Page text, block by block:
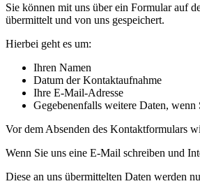
Sie können mit uns über ein Formular auf
übermittelt und von uns gespeichert.
Hierbei geht es um:
Ihren Namen
Datum der Kontaktaufnahme
Ihre E-Mail-Adresse
Gegebenenfalls weitere Daten, wenn
Vor dem Absenden des Kontaktformulars
Wenn Sie uns eine E-Mail schreiben und
Diese an uns übermittelten Daten werden